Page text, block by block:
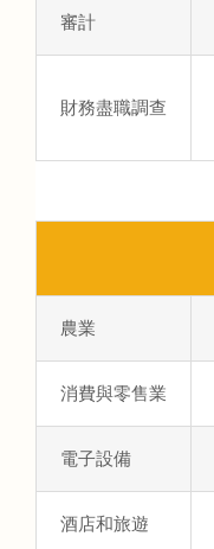
審計
財務盡職調查
農業
消費與零售業
電子設備
酒店和旅遊